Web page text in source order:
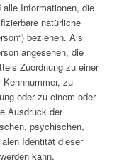
Informationen, die
natürliche
beziehen. Als
angesehen, die
Zuordnung zu einer
zu
oder zu einem oder
Ausdruck der
psychischen,
Identität dieser
kann.